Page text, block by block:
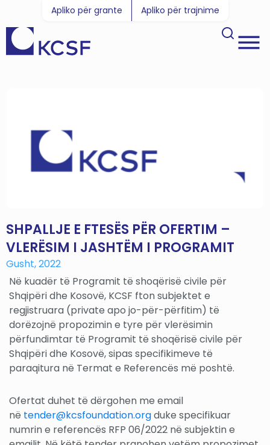
Apliko për grante Apliko për trajnime
SHPALLJE E FTESËS PËR OFERTIM –
VLERËSIM I JASHTËM I PROGRAMIT
Gusht, 2022
Në kuadër të Programit të shoqërisë civile për
Shqipëri dhe Kosovë, KCSF fton subjektet e
regjistruara (private apo jo-për-përfitim) të
dorëzojnë propozimin e tyre për vlerësimin
përfundimtar të Programit të shoqërisë civile për
Shqipëri dhe Kosovë, sipas specifikimeve të
paraqitura në Termat e Referencës më poshtë.
Ofertat duhet të dërgohen me email
në tender@kcsfoundation.orgduke specifikuar
numrin e referencës RFP 06/2022 në subjektin e